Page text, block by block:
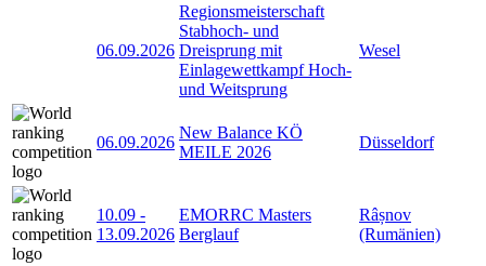
06.09.2026
Regionsmeisterschaft
Stabhoch- und
Dreisprung mit
Einlagewettkampf Hoch-
und Weitsprung
Wesel
06.09.2026
New Balance KÖ
MEILE 2026
Düsseldorf
10.09 -
13.09.2026
EMORRC Masters
Berglauf
Râșnov
(Rumänien)